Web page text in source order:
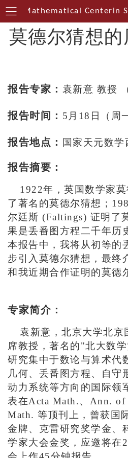
Mathematical Centerin
莫德尔猜想
报告专家： 袁新意 教授
报告时间： 5月18日（周
报告地点： 国家天元数
报告摘要：
1922年，英国数学家
了著名的莫德尔猜想；
尔廷斯 (Faltings) 证明了
果是丢番图方程二千年历
本报告中，我将从初等的
步引入莫德尔猜想，最终
和我近期合作证明的莫德
专家简介：
袁新意，北京大学北京
席教授，著名的"北大数
研究集中于数论与算术代
几何、丢番图方程、自守
动力系统等方向的国际领
表在Acta Math.、Ann.
Math. 等顶刊上，曾获国
金牌、克雷研究奖学金、
学家大会金奖，应邀将在